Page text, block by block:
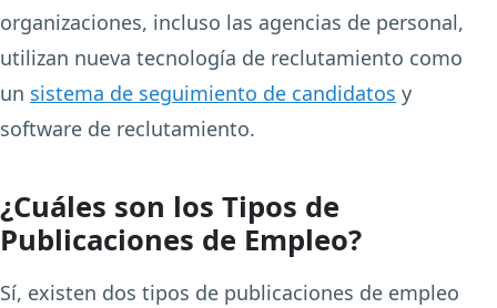
organizaciones, incluso las agencias de personal,
utilizan nueva tecnología de reclutamiento como
un sistema de seguimiento de candidatos y
software de reclutamiento.
¿Cuáles son los Tipos de
Publicaciones de Empleo?
Sí, existen dos tipos de publicaciones de empleo